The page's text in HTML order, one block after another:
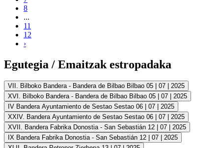
8
...
11
12
›
Egutegia / Emaitzak estropadaka
VII. Bilboko Bandera - Bandera de Bilbao Bilbao 05 | 07 | 2025
XVI. Bilboko Bandera - Bandera de Bilbao Bilbao 05 | 07 | 2025
IV Bandera Ayuntamiento de Sestao Sestao 06 | 07 | 2025
XXIV. Bandera Ayuntamiento de Sestao Sestao 06 | 07 | 2025
XVII. Bandera Fabrika Donostia - San Sebastián 12 | 07 | 2025
IX Bandera Fabrika Donostia - San Sebastián 12 | 07 | 2025